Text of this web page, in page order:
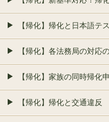
【帰化】帰化と日本語テ
【帰化】各法務局の対応
【帰化】家族の同時帰化
【帰化】帰化と交通違反